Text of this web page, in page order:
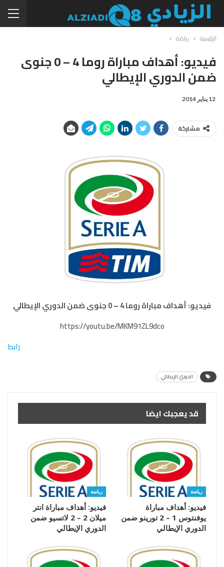
الرئيسية رياضة
فيديو: أهداف مباراة روما 4 – 0 جنوى
ضمن الدوري الإيطالي
12 يناير 2014
مشاركة
فيديو: أهداف مباراة روما 4 – 0 جنوى ضمن الدوري الإيطالي
https://youtu.be/MKM91ZL9dco
رابط
الدوري الإيطالي
قد يعجبك ايضا
رياضة
فيديو: أهداف مباراة
يوفنتوس 1 – 2 تورينو ضمن
الدوري الإيطالي
رياضة
فيديو: أهداف مباراة انتر
ميلان 2 – 2 لاتسيو ضمن
الدوري الإيطالي